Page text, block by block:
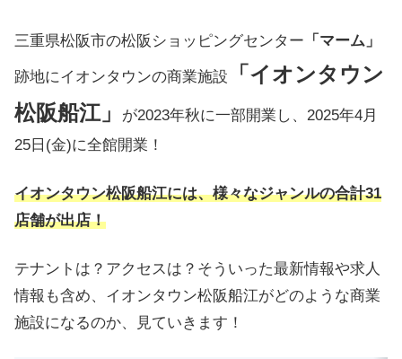
三重県松阪市の松阪ショッピングセンター 「マーム」
跡地にイオンタウンの商業施設
「イオンタウン
松阪船江」
が2023年秋に一部開業し、2025年4月
25日(金)に全館開業！
イオンタウン松阪船江には、様々なジャンルの合計31
店舗が出店！
テナントは？アクセスは？そういった最新情報や求人
情報も含め、イオンタウン松阪船江がどのような商業
施設になるのか、見ていきます！